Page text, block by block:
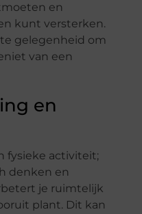
en
kunt versterken.
gelegenheid om
van een
en
fysieke activiteit;
denken en
je ruimtelijk
plant. Dit kan